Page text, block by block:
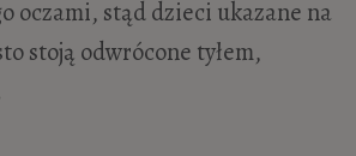
oczami, stąd dzieci ukazane na
stoją odwrócone tyłem,